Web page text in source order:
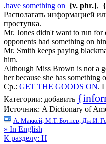
.have something on {v. phr.},
Располагать информацией
проступка.
Mr. Jones didn't want to run for
opponents had something on
Mr. Smith keeps paying
him.
Although Miss Brown is not a
her because she has something
Ср.: GET THE GOODS ON.
Категории: добавить
Источник: A Dictionary of
А. Маккей, М.Т. Ботнер, Дж.И.
» In English
К разделу: H